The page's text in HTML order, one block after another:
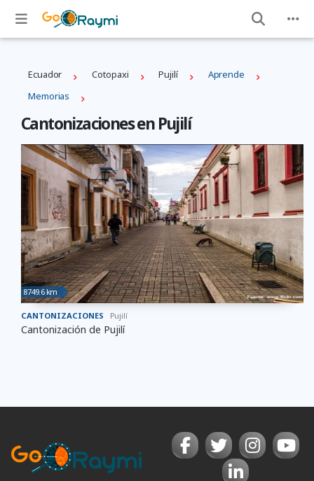
Ecuador Cotopaxi Pujilí
Aprende
Memorias
Cantonizaciones en Pujilí
8749.6 km
CANTONIZACIONES Pujilí
Cantonización de Pujilí